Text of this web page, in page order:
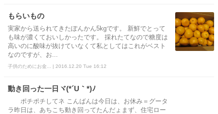
もらいもの
実家から送られてきたぽんかん5kgです。 新鮮でとって
も味が濃くておいしかったです。 採れたてなので糖度は
高いのに酸味が抜けていなくて私としてはこれがベスト
なのですが、お...
子供のためにお金... | 2016.12.20 Tue 16:12
動き回った一日ヾ(*´U｀*)ﾉ
ポチポチしてネ こんばんは今日は、お休み＝グータ
ラ昨日は、あちこち動き回ってたんだょまず、住宅ロー